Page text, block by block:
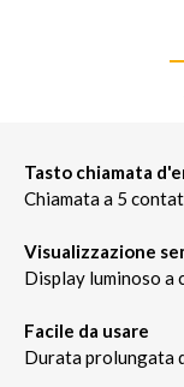
Tasto chiamata
Chiamata a 5
Visualizzazione
Display luminoso
Facile da usare
Durata prolungata